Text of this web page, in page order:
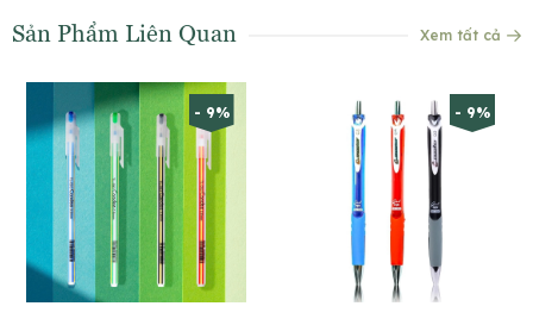
Sản Phẩm Liên Quan Xem tất cả
- 9% - 9%